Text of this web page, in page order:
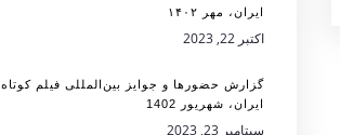
ایران، مهر ۱۴۰۲
اکتبر 22, 2023
گزارش حضورها و جوایز بین‌المللی فیلم کوتاه
ایران، شهریور 1402
سپتامبر 23, 2023